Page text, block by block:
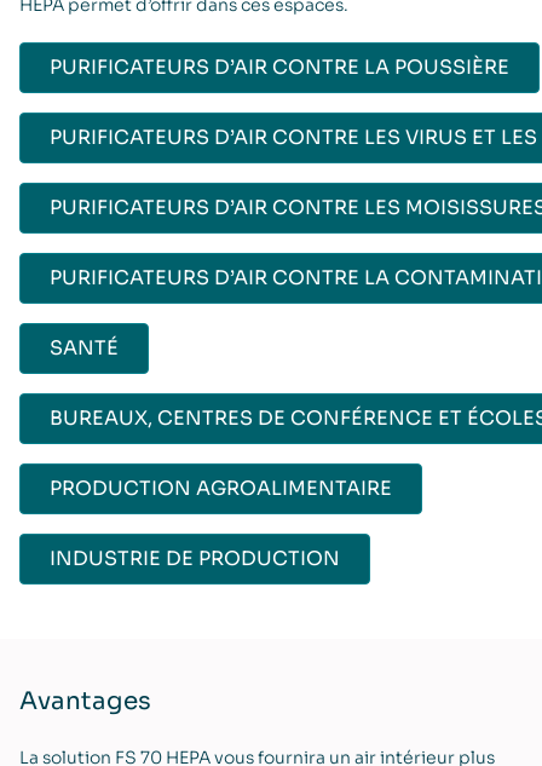
HEPA permet d’offrir dans ces espaces.
PURIFICATEURS D’AIR CONTRE LA POUSSIÈRE
PURIFICATEURS D’AIR CONTRE LES VIRUS ET
PURIFICATEURS D’AIR CONTRE LES
PURIFICATEURS D’AIR CONTRE LA
SANTÉ
BUREAUX, CENTRES DE CONFÉRENCE ET
PRODUCTION AGROALIMENTAIRE
INDUSTRIE DE PRODUCTION
Avantages
La solution FS 70 HEPA vous fournira un air intérieur plus